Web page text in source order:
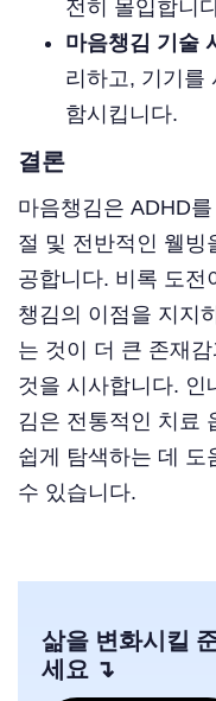
전히 몰입합니
마음챙김 기술
리하고, 기기를
함시킵니다.
결론
마음챙김은 ADHD
절 및 전반적인 웰빙
공합니다. 비록 도전
챙김의 이점을 지지
는 것이 더 큰 존재
것을 시사합니다. 인
김은 전통적인 치료
쉽게 탐색하는 데 도
수 있습니다.
삶을 변화시킬
세요 ↴